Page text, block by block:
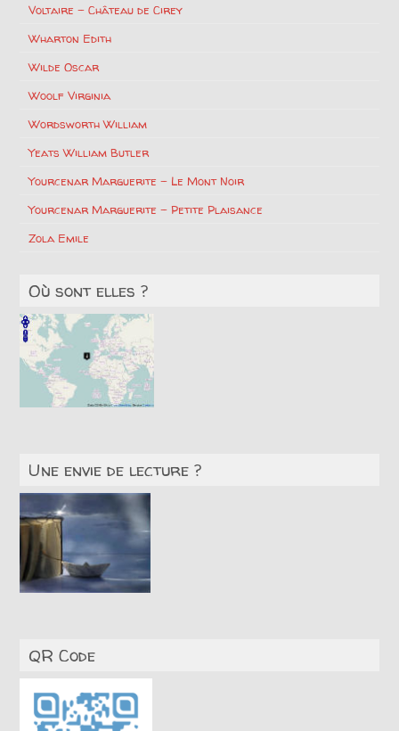
Voltaire – Château de Cirey
Wharton Edith
Wilde Oscar
Woolf Virginia
Wordsworth William
Yeats William Butler
Yourcenar Marguerite – Le Mont Noir
Yourcenar Marguerite – Petite Plaisance
Zola Emile
Où sont elles ?
Une envie de lecture ?
QR Code